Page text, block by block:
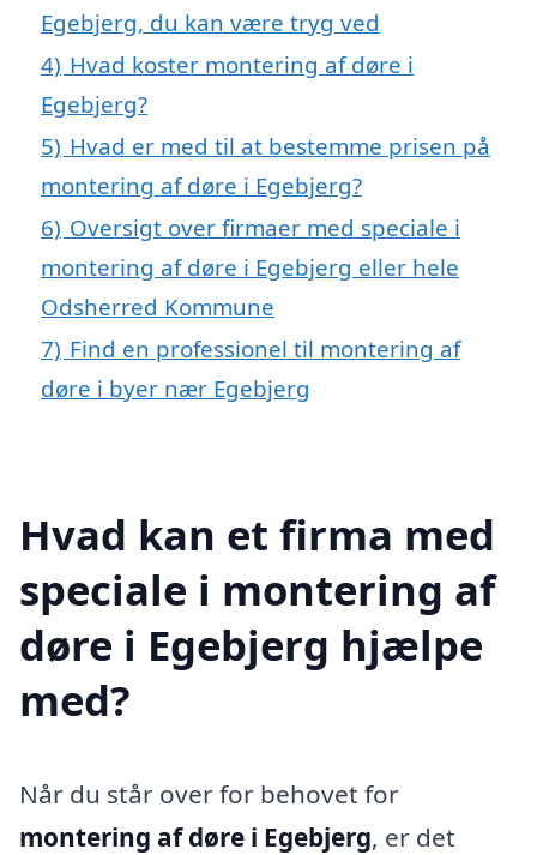
Egebjerg, du kan være tryg ved
4) Hvad koster montering af døre i
Egebjerg?
5) Hvad er med til at bestemme prisen på
montering af døre i Egebjerg?
6) Oversigt over firmaer med speciale i
montering af døre i Egebjerg eller hele
Odsherred Kommune
7) Find en professionel til montering af
døre i byer nær Egebjerg
Hvad kan et firma med
speciale i montering af
døre i Egebjerg hjælpe
med?
Når du står over for behovet for
montering af døre i Egebjerg, er det